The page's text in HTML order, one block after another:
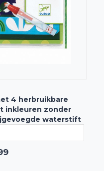
4 herbruikbare
inkleuren zonder
waterstift